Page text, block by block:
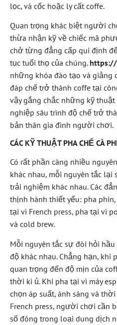
lọc, và cốc hoặc ly cất coffe.
Quan trọng khác biệt người
thừa nhận kỹ về chiếc mã
chở từng đẳng cấp qui định
tục tuổi thọ của chúng.
những khóa đào tạo và giảng
đáp chế trở thành coffe tại
vậy gắng chắc những kỹ
nghiệp sâu trình độ chế trở
bản thân gia đình người chơi.
CÁC KỸ THUẬT PHA CHẾ CÀ
Có rất phần càng nhiều
khác nhau, mỗi nguyên tắc
trải nghiệm khác nhau. Các
thịnh hành thiết yếu: pha phin,
tại vì French press, pha tại vì
và cold brew.
Mỗi nguyên tắc sự đòi hỏi
độ khác nhau. Chẳng hạn,
quan trọng đến độ mịn của
thời kì ủ. Khi pha tại vì máy
chọn áp suất, ánh sáng và
French press, người chơi cần
số đông trong loại dung dịch